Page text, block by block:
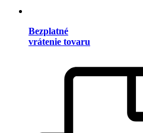
Bezplatné
vrátenie tovaru